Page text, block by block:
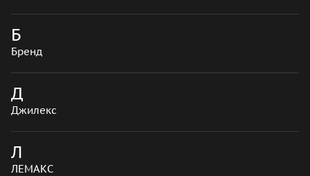
Б
Бренд
Д
Джилекс
Л
ЛЕМАКС